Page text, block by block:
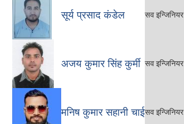
सूर्य प्रसाद कंडेल सव इन्जिनियर
अजय कुमार सिंह कुर्मी सव इन्जिनियर
मनिष कुमार सहानी चाईसव इन्जिनियर